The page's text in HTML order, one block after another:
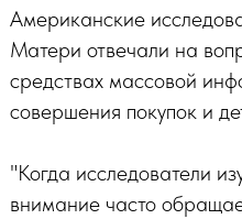
Американские
Матери отвечали на
средствах массовой
совершения покупок и
"Когда исследователи
внимание часто